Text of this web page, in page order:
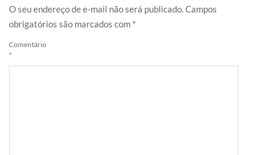
O seu endereço de e-mail não será publicado.Campos
obrigatórios são marcados com *
Comentário
*